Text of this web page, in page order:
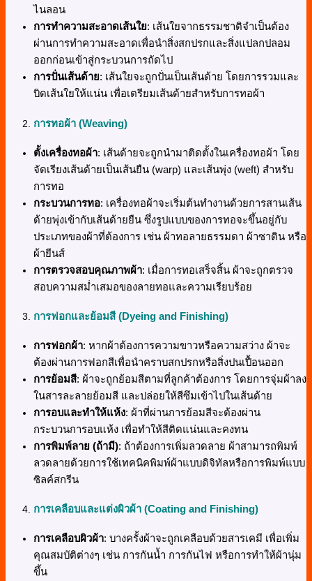
ไนลอน
การทำความสะอาดเส้นใย: เส้นใยจากธรรมชาติจำเป็นต้อง
ผ่านการทำความสะอาดเพื่อนำสิ่งสกปรกและสิ่งแปลกปลอม
ออกก่อนเข้าสู่กระบวนการถัดไป
การปั่นเส้นด้าย: เส้นใยจะถูกปั่นเป็นเส้นด้าย โดยการรวมและ
บิดเส้นใยให้แน่น เพื่อเตรียมเส้นด้ายสำหรับการทอผ้า
การทอผ้า (Weaving)
ตั้งเครื่องทอผ้า: เส้นด้ายจะถูกนำมาติดตั้งในเครื่องทอผ้า โดย
จัดเรียงเส้นด้ายเป็นเส้นยืน (warp) และเส้นพุ่ง (weft) สำหรับ
การทอ
กระบวนการทอ: เครื่องทอผ้าจะเริ่มต้นทำงานด้วยการสานเส้น
ด้ายพุ่งเข้ากับเส้นด้ายยืน ซึ่งรูปแบบของการทอจะขึ้นอยู่กับ
ประเภทของผ้าที่ต้องการ เช่น ผ้าทอลายธรรมดา ผ้าซาติน หรือ
ผ้ายีนส์
การตรวจสอบคุณภาพผ้า: เมื่อการทอเสร็จสิ้น ผ้าจะถูกตรวจ
สอบความสม่ำเสมอของลายทอและความเรียบร้อย
การฟอกและย้อมสี (Dyeing and Finishing)
การฟอกผ้า: หากผ้าต้องการความขาวหรือความสว่าง ผ้าจะ
ต้องผ่านการฟอกสีเพื่อนำคราบสกปรกหรือสิ่งปนเปื้อนออก
การย้อมสี: ผ้าจะถูกย้อมสีตามที่ลูกค้าต้องการ โดยการจุ่มผ้าลง
ในสารละลายย้อมสี และปล่อยให้สีซึมเข้าไปในเส้นด้าย
การอบและทำให้แห้ง: ผ้าที่ผ่านการย้อมสีจะต้องผ่าน
กระบวนการอบแห้ง เพื่อทำให้สีติดแน่นและคงทน
การพิมพ์ลาย (ถ้ามี): ถ้าต้องการเพิ่มลวดลาย ผ้าสามารถพิมพ์
ลวดลายด้วยการใช้เทคนิคพิมพ์ผ้าแบบดิจิทัลหรือการพิมพ์แบบ
ซิลค์สกรีน
การเคลือบและแต่งผิวผ้า (Coating and Finishing)
การเคลือบผิวผ้า: บางครั้งผ้าจะถูกเคลือบด้วยสารเคมี เพื่อเพิ่ม
คุณสมบัติต่างๆ เช่น การกันน้ำ การกันไฟ หรือการทำให้ผ้านุ่ม
ขึ้น